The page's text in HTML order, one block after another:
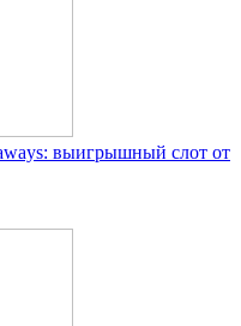
выигрышный слот от